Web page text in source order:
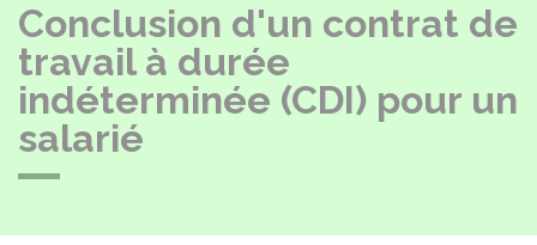
Conclusion d'un contrat de
travail à durée
indéterminée (CDI) pour un
salarié